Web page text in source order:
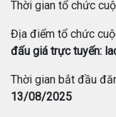
Thời gian tổ chức
Địa điểm tổ chức
đấu giá trực tuyến:
Thời gian bắt đầu
13/08/2025